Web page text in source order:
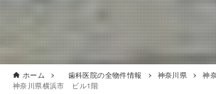
ホーム 歯科医院の全物件情報 神奈川県
神
神奈川県横浜市 ビル1階